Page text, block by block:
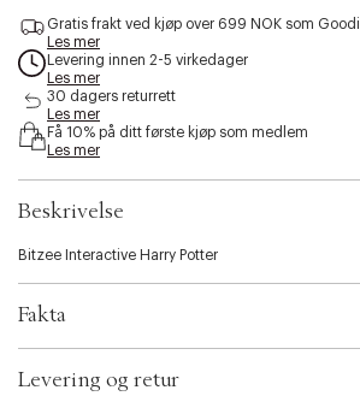
c
c
e
s
s
i
i
l
t
v
i
Gratis frakt ved kjøp over 699 NOK som
Les mer
Levering innen 2-5 virkedager
Les mer
30 dagers returrett
Les mer
Få 10% på ditt første kjøp som medlem
Les mer
Beskrivelse
Bitzee Interactive Harry Potter
Fakta
EAN: 681147060029
Levering og retur